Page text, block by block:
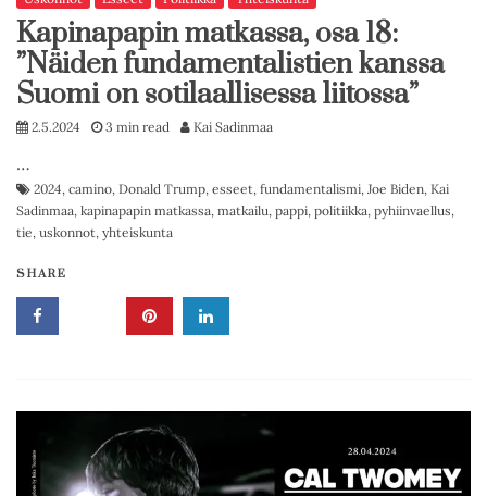
Kapinapapin matkassa, osa 18:
”Näiden fundamentalistien kanssa
Suomi on sotilaallisessa liitossa”
2.5.2024 3 min read Kai Sadinmaa
…
2024, camino, Donald Trump, esseet, fundamentalismi, Joe Biden, Kai
Sadinmaa, kapinapapin matkassa, matkailu, pappi, politiikka, pyhiinvaellus,
tie, uskonnot, yhteiskunta
SHARE